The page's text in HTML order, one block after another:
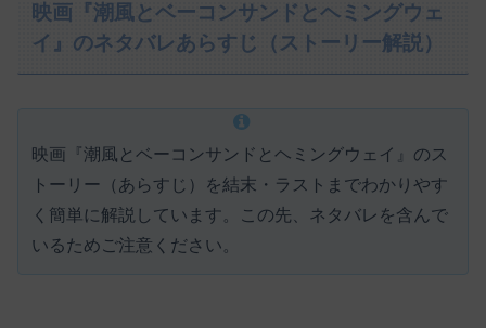
映画『潮風とベーコンサンドとヘミングウェ
イ』のネタバレあらすじ（ストーリー解説）
映画『潮風とベーコンサンドとヘミングウェイ』のス
トーリー（あらすじ）を結末・ラストまでわかりやす
く簡単に解説しています。この先、ネタバレを含んで
いるためご注意ください。